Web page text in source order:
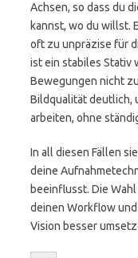
Achsen, so dass du
kannst, wo du willst.
oft zu unpräzise für
ist ein stabiles Stativ
Bewegungen nicht
Bildqualität deutlich,
arbeiten, ohne
In all diesen Fällen
deine
beeinflusst. Die
deinen Workflow
Vision besser